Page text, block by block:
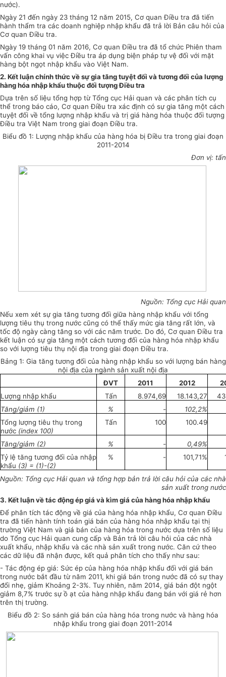
nước).
Ngày 21 đến ngày 23 tháng 12 năm 2015, Cơ quan Điều tra đã tiến
hành thẩm tra các doanh nghiệp nhập khẩu đã trả lời Bản câu hỏi của
Cơ quan Điều tra.
Ngày 19 tháng 01 năm 2016, Cơ quan Điều tra đã tổ chức Phiên tham
vấn công khai vụ việc Điều tra áp dụng biện pháp tự vệ đối với mặt
hàng bột ngọt nhập khẩu vào Việt Nam.
2. Kết luận chính thức về sự gia tăng tuyệt đối và tương đối của lượng
hàng hóa nhập khẩu thuộc đối tượng Điều tra
Dựa trên số liệu tổng hợp từ Tổng cục Hải quan và các phân tích cụ
thể trong báo cáo, Cơ quan Điều tra xác định có sự gia tăng một cách
tuyệt đối về tổng lượng nhập khẩu và trị giá hàng hóa thuộc đối tượng
Điều tra Việt Nam trong giai đoạn Điều tra.
Biểu đồ 1: Lượng nhập khẩu của hàng hóa bị Điều tra trong giai đoạn
2011-2014
Đơn vị: tấn
Nguồn: Tổng cục Hải quan
Nếu xem xét sự gia tăng tương đối giữa hàng nhập khẩu với tổng
lượng tiêu thụ trong nước cũng có thể thấy mức gia tăng rất lớn, và
tốc độ ngày càng tăng so với các năm trước. Do đó, Cơ quan Điều tra
kết luận có sự gia tăng một cách tương đối của hàng hóa nhập khẩu
so với lượng tiêu thụ nội địa trong giai đoạn Điều tra.
Bảng 1: Gia tăng tương đối của hàng nhập khẩu so với lượng bán hàng
nội địa của ngành sản xuất nội địa
ĐVT
2011 2012
Lượng nhập khẩu
Tấn 8.974,69 18.143,27
Tăng/giảm (1) % - 102,2%
Tổng lượng tiêu thụ trong
nước (index 100)
Tấn 100 100.49
Tăng/giảm (2) % -
0,49%
Tỷ lệ tăng tương đối của nhập
khẩu (3) = (1)-(2)
% - 101,71%
Nguồn: Tổng cục Hải quan và tổng hợp bản trả lời câu hỏi của các nhà
sản xuất trong nước
3. Kết luận về tác độngép giá và kìm giá của hàng hóa nhập khẩu
Để phân tích tác động về giá của hàng hóa nhập khẩu, Cơ quan Điều
tra đã tiến hành tính toán giá bán của hàng hóa nhập khẩu tại thị
trường Việt Nam và giá bán của hàng hóa trong nước dựa trên số liệu
do Tổng cục Hải quan cung cấp và Bản trả lời câu hỏi của các nhà
xuất khẩu, nhập khẩu và các nhà sản xuất trong nước. Căn cứ theo
các dữ liệu đã nhận được, kết quả phân tích cho thấy như sau:
- Tác động ép giá: Sức ép của hàng hóa nhập khẩu đối với giá bán
trong nước bắt đầu từ năm 2011, khi giá bán trong nước đã có sự thay
đổi nhẹ, giảm Khoảng 2-3%. Tuy nhiên, năm 2014, giá bán đột ngột
giảm 8,7% trước sự ồ ạt của hàng nhập khẩu đang bán với giá rẻ hơn
trên thị trường.
Biểu đồ 2: So sánh giá bán của hàng hóa trong nước và hàng hóa
nhập khẩu trong giai đoạn 2011-2014